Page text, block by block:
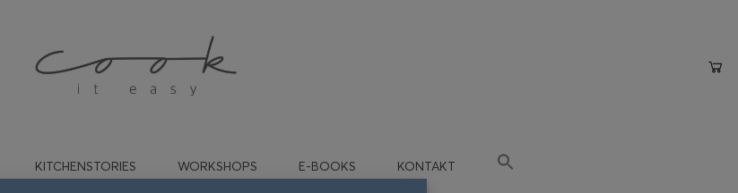
KITCHENSTORIES WORKSHOPS E-BOOKS KONTAKT